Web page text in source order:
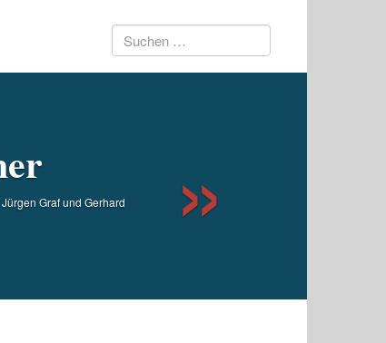
Suchen
Graf und Gerhard